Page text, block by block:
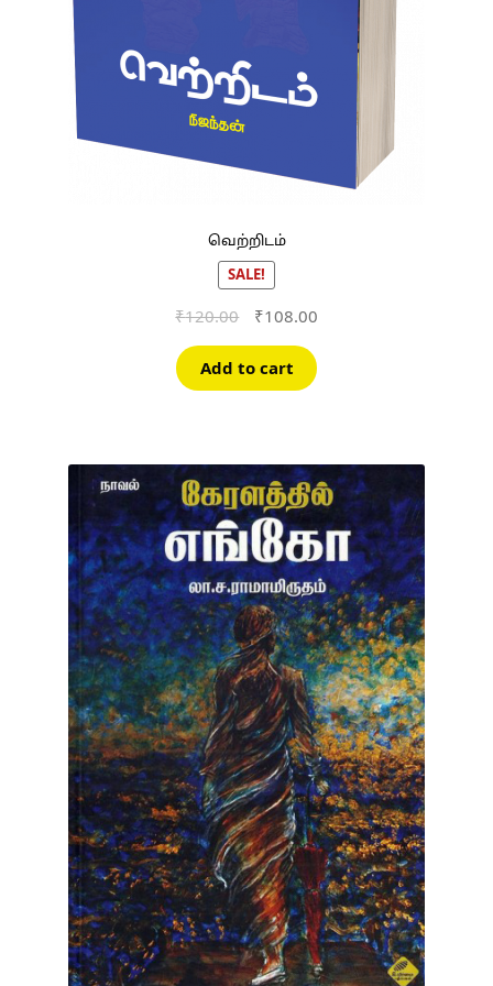
வெற்றிடம்
SALE!
₹120.00
Original
was:
₹120.00.
₹108.00Current
is:
Add to cart